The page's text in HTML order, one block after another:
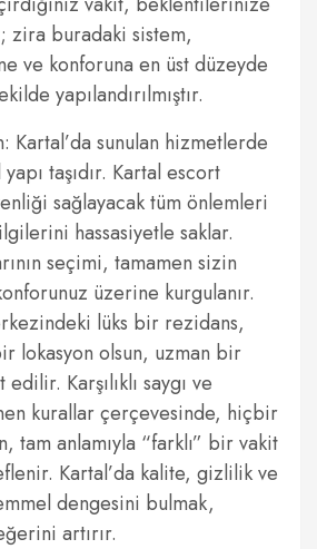
zira buradaki sistem,
ve konforuna en üst düzeyde
yapılandırılmıştır.
Kartal’da sunulan hizmetlerde
taşıdır. Kartal escort
sağlayacak tüm önlemleri
hassasiyetle saklar.
seçimi, tamamen sizin
üzerine kurgulanır.
lüks bir rezidans,
lokasyon olsun, uzman bir
Karşılıklı saygı ve
kurallar çerçevesinde, hiçbir
tam anlamıyla “farklı” bir vakit
Kartal’da kalite, gizlilik ve
dengesini bulmak,
artırır.